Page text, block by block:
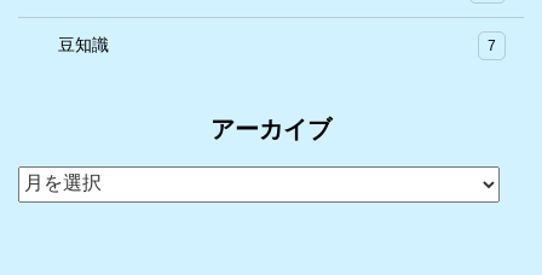
豆知識 7
アーカイブ
ア